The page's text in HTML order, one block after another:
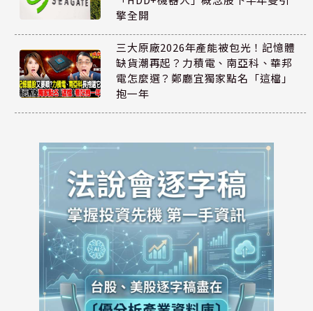
擎全開
三大原廠2026年產能被包光！記憶體
缺貨潮再起？力積電、南亞科、華邦
電怎麼選？鄭廳宜獨家點名「這檔」
抱一年